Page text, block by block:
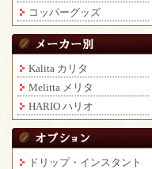
コッパーグッズ
Kalita カリタ
Melitta メリタ
HARIO ハリオ
ドリップ・インスタント